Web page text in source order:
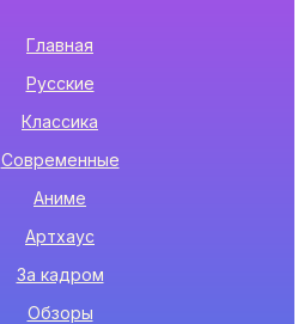
Главная
Русские
Классика
Современные
Аниме
Артхаус
За кадром
Обзоры